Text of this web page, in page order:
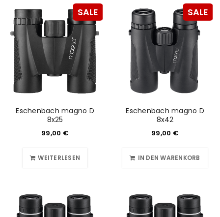
SALE
Eschenbach magno D
8x25
99,00 €
WEITERLESEN
SALE
Eschenbach magno D
8x42
99,00 €
IN DEN WARENKORB